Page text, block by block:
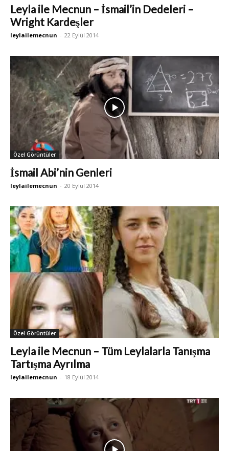
Leyla ile Mecnun – İsmail’in Dedeleri –
Wright Kardeşler
leylailemecnun - 22 Eylül 2014
Özel Görüntüler
İsmail Abi’nin Genleri
leylailemecnun - 20 Eylül 2014
Özel Görüntüler
Leyla ile Mecnun – Tüm Leylalarla Tanışma
Tartışma Ayrılma
leylailemecnun - 18 Eylül 2014